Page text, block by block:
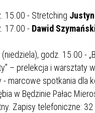
15.00 - Stretching
17.00 - Dawid
(niedziela), godz. 15.00 -
– prelekcja i warsztaty
- marcowe spotkania dla
w Będzinie Pałac
Zapisy telefoniczne: